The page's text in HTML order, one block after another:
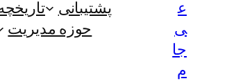
ع
ی
جا
م
پشتیبانی
حوزه مدیریت